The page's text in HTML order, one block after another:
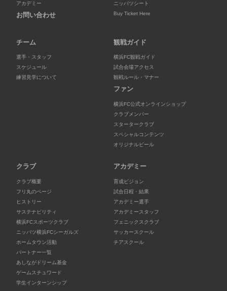
アカデミー
お問い合わせ
ニッパツシート
Buy Ticket Here
チーム
選手・スタッフ
スケジュール
練習見学について
観戦ガイド
横浜FC観戦ガイド
試合会場アクセス
観戦ルール・マナー
ファン
横浜FC公式オンラインショップ
クラブメンバー
スタータークラブ
スペシャルコンテンツ
オリジナルビール
クラブ
クラブ概要
フリ丸のページ
ヒストリー
サステナビリティ
横浜FCスポーツクラブ
ニッパツ横浜FCシーガルズ
ホームタウン活動
パートナー一覧
あしながドリーム基金
ゲームスチュワード
学生インターンシップ
アカデミー
育成ビジョン
試合日程・結果
アカデミー選手
アカデミースタッフ
フェニックスクラブ
サッカースクール
チアスクール